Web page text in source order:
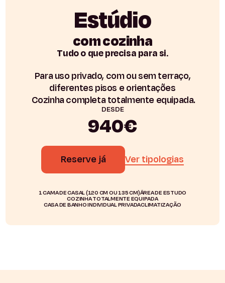
Estúdio
com cozinha
Tudo o que precisa para si.
Para uso privado, com ou sem terraço,
diferentes pisos e orientações
Cozinha completa totalmente equipada.
DESDE
940€
Reserve já Ver tipologias
1 CAMA DE CASAL (120 CM OU 135 CM)ÁREA DE ESTUDO
COZINHA TOTALMENTE EQUIPADA
CASA DE BANHO INDIVIDUAL PRIVADACLIMATIZAÇÃO